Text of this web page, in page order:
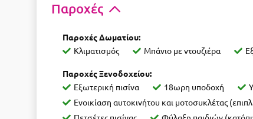
Παροχές
Παροχές Δωματίου:
Κλιματισμός
Μπάνιο με ντουζιέρα
Παροχές Ξενοδοχείου:
Εξωτερική πισίνα
18ωρη υποδοχή
Ενοικίαση αυτοκινήτου και μοτοσυκλέτας